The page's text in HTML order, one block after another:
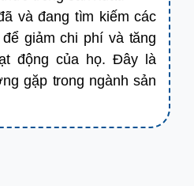
và đang tìm kiếm các
giảm chi phí và tăng
động của họ. Đây là
gặp trong ngành sản